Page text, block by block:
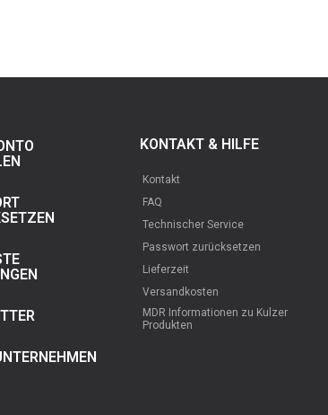
KONTAKT & HILFE
Kontakt
FAQ
Technischer Service
Passwort zurücksetzen
Lieferzeit
Versandkosten
MDR Informationen zu Kulzer
Produkten